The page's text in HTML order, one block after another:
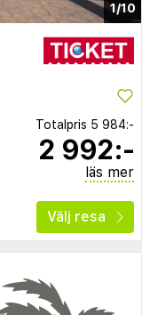
1/10
Totalpris 5 984:-
2 992:-
läs mer
Välj resa